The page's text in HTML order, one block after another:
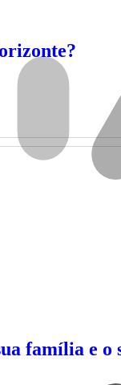
família e o